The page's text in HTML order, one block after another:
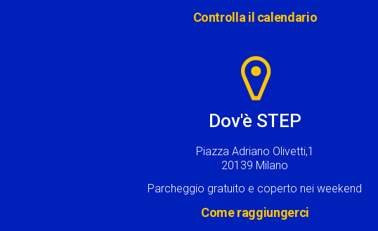
Controlla il calendario
Dov'è STEP
Piazza Adriano Olivetti,1
20139 Milano
Parcheggio gratuito e coperto nei weekend
Come raggiungerci